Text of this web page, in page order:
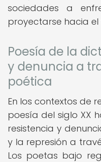
sociedades a
proyectarse hacia el
Poesía de la
y denuncia a
poética
En los contextos de
poesía del siglo XX
resistencia y
y la represión a
Los poetas bajo